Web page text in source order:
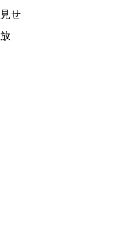
せ